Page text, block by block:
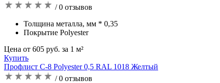
/ 0 отзывов
Толщина металла, мм * 0,35
Покрытие Polyester
Цена от 605 руб. за 1 м²
Купить
Профлист С-8 Polyester 0,5 RAL 1018 Желтый
/ 0 отзывов